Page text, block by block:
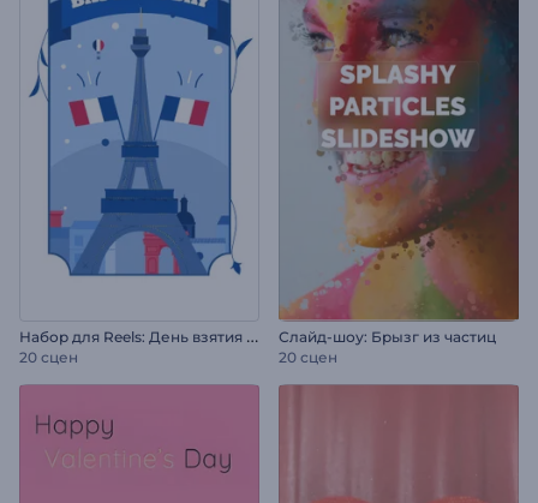
Н
абор для Reels: День взятия Бастилии
20 сцен
Слайд-шоу: Брызг из частиц
20 сцен